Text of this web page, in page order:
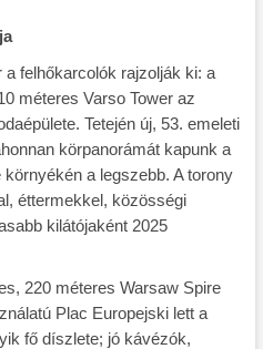
felhőkarcolók rajzolják ki: a
méteres Varso Tower az
Tetején új, 53. emeleti
körpanorámát kapunk a
a legszebb. A torony
éttermekkel, közösségi
kilátójaként 2025
220 méteres Warsaw Spire
Plac Europejski lett a
fő díszlete; jó kávézók,